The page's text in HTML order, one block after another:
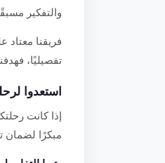
والتفكير
فريقنا معتاد
تفصيليًا،
استعدوا
إذا كانت
مبكرًا لضمان